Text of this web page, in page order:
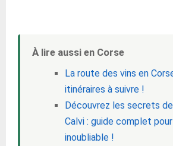
À lire aussi en Corse
La route des vins en
itinéraires à suivre !
Découvrez les secrets
Calvi : guide complet
inoubliable !